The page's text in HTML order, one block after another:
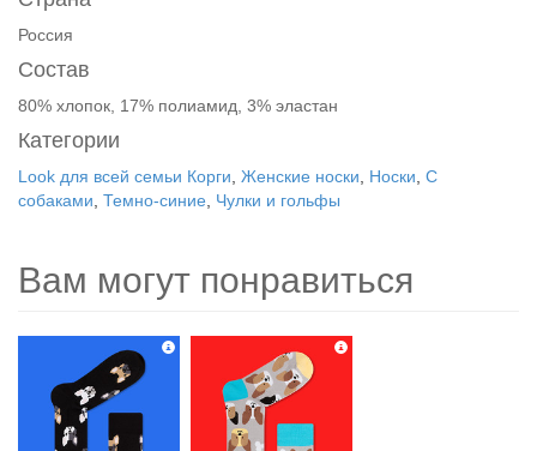
Россия
Состав
80% хлопок, 17% полиамид, 3% эластан
Категории
Look для всей семьи Корги Женские носки Носки С
собаками Темно-синие Чулки и гольфы
Вам могут понравиться